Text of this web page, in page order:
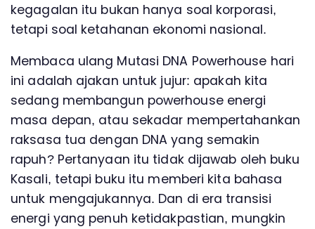
kegagalan itu bukan hanya soal korporasi,
tetapi soal ketahanan ekonomi nasional.
Membaca ulang Mutasi DNA Powerhouse hari
ini adalah ajakan untuk jujur: apakah kita
sedang membangun powerhouse energi
masa depan, atau sekadar mempertahankan
raksasa tua dengan DNA yang semakin
rapuh? Pertanyaan itu tidak dijawab oleh buku
Kasali, tetapi buku itu memberi kita bahasa
untuk mengajukannya. Dan di era transisi
energi yang penuh ketidakpastian, mungkin